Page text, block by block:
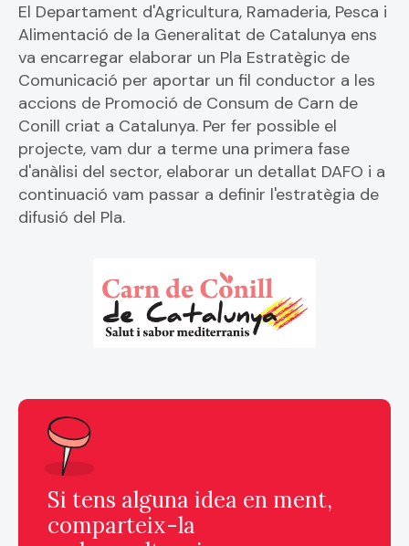
El Departament d'Agricultura, Ramaderia, Pesca i
Alimentació de la Generalitat de Catalunya ens
va encarregar elaborar un Pla Estratègic de
Comunicació per aportar un fil conductor a les
accions de Promoció de Consum de Carn de
Conill criat a Catalunya. Per fer possible el
projecte, vam dur a terme una primera fase
d'anàlisi del sector, elaborar un detallat DAFO i a
continuació vam passar a definir l'estratègia de
difusió del Pla.
Si tens alguna idea en ment,
comparteix-la